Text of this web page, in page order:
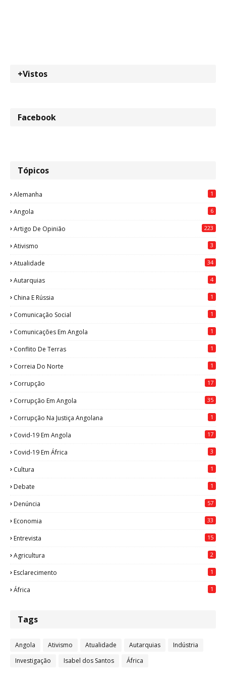
+Vistos
Facebook
Tópicos
Alemanha 1
Angola 6
Artigo De Opinião 223
Ativismo 3
Atualidade 34
Autarquias 4
China E Rússia 1
Comunicação Social 1
Comunicações Em Angola 1
Conflito De Terras 1
Correia Do Norte 1
Corrupção 17
Corrupção Em Angola 35
Corrupção Na Justiça Angolana 1
Covid-19 Em Angola 17
Covid-19 Em África 3
Cultura 1
Debate 1
Denúncia 57
Economia 33
Entrevista 15
Agricultura 2
Esclarecimento 1
África 1
Tags
Angola Ativismo Atualidade Autarquias
Indústria
Investigação
Isabel dos Santos África